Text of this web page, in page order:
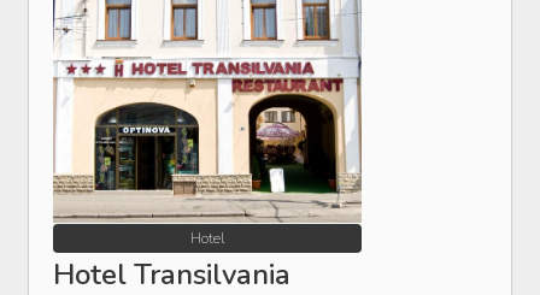
Hotel
Hotel Transilvania